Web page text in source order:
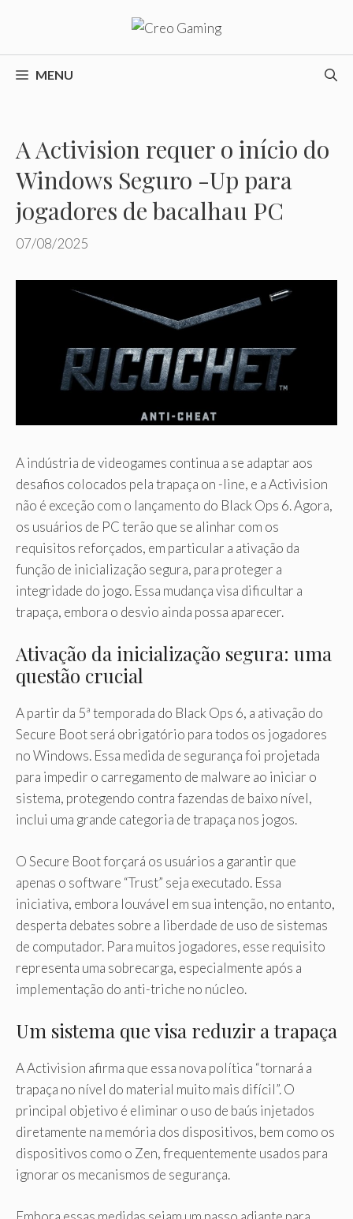
o
conteúdoMENU
A Activision requer o início do
Windows Seguro -Up para
jogadores de bacalhau PC
07/08/2025
A indústria de videogames continua a se adaptar aos
desafios colocados pela trapaça on -line, e a Activision
não é exceção com o lançamento do Black Ops 6. Agora,
os usuários de PC terão que se alinhar com os
requisitos reforçados, em particular a ativação da
função de inicialização segura, para proteger a
integridade do jogo. Essa mudança visa dificultar a
trapaça, embora o desvio ainda possa aparecer.
Ativação da inicialização segura: uma
questão crucial
A partir da 5ª temporada do Black Ops 6, a ativação do
Secure Boot será obrigatório para todos os jogadores
no Windows. Essa medida de segurança foi projetada
para impedir o carregamento de malware ao iniciar o
sistema, protegendo contra fazendas de baixo nível,
inclui uma grande categoria de trapaça nos jogos.
O Secure Boot forçará os usuários a garantir que
apenas o software “Trust” seja executado. Essa
iniciativa, embora louvável em sua intenção, no entanto,
desperta debates sobre a liberdade de uso de sistemas
de computador. Para muitos jogadores, esse requisito
representa uma sobrecarga, especialmente após a
implementação do anti-triche no núcleo.
Um sistema que visa reduzir a trapaça
A Activision afirma que essa nova política “tornará a
trapaça no nível do material muito mais difícil”. O
principal objetivo é eliminar o uso de baús injetados
diretamente na memória dos dispositivos, bem como os
dispositivos como o Zen, frequentemente usados para
ignorar os mecanismos de segurança.